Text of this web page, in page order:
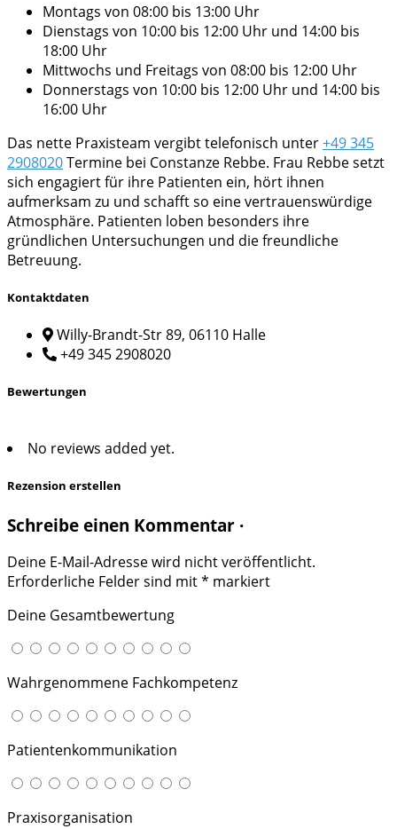
Montags von 08:00 bis 13:00 Uhr
Dienstags von 10:00 bis 12:00 Uhr und 14:00 bis
18:00 Uhr
Mittwochs und Freitags von 08:00 bis 12:00 Uhr
Donnerstags von 10:00 bis 12:00 Uhr und 14:00 bis
16:00 Uhr
Das nette Praxisteam vergibt telefonisch unter+49 345
2908020Termine bei Constanze Rebbe. Frau Rebbe setzt
sich engagiert für ihre Patienten ein, hört ihnen
aufmerksam zu und schafft so eine vertrauenswürdige
Atmosphäre. Patienten loben besonders ihre
gründlichen Untersuchungen und die freundliche
Betreuung.
Kontaktdaten
Willy-Brandt-Str 89, 06110 Halle
+49 345 2908020
Bewertungen
No reviews added yet.
Rezension erstellen
Schreibe einen Kommentar ·
Deine E-Mail-Adresse wird nicht veröffentlicht.
Erforderliche Felder sind mit* markiert
Deine Gesamtbewertung
Wahrgenommene Fachkompetenz
Patientenkommunikation
Praxisorganisation